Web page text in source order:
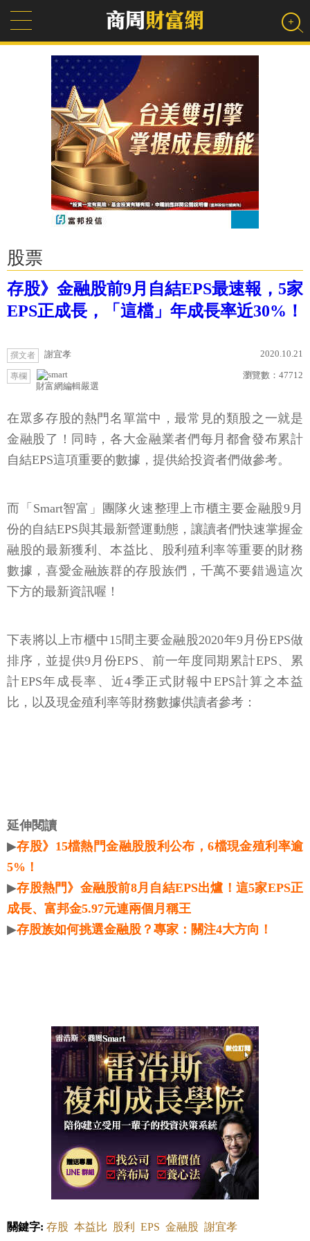
股票
存股》金融股前9月自結EPS最速報，5家
EPS正成長，「這檔」年成長率近30%！
撰文者 謝宜孝 2020.10.21
專欄
財富網編輯嚴選
瀏覽數： 47712
在眾多存股的熱門名單當中，最常見的類股之一就是
金融股了！同時，各大金融業者們每月都會發布累計
自結EPS這項重要的數據，提供給投資者們做參考。
而「Smart智富」團隊火速整理上市櫃主要金融股9月
份的自結EPS與其最新營運動態，讓讀者們快速掌握金
融股的最新獲利、本益比、股利殖利率等重要的財務
數據，喜愛金融族群的存股族們，千萬不要錯過這次
下方的最新資訊喔！
下表將以上市櫃中15間主要金融股2020年9月份EPS做
排序，並提供9月份EPS、前一年度同期累計EPS、累
計EPS年成長率、近4季正式財報中EPS計算之本益
比，以及現金殖利率等財務數據供讀者參考：
延伸閱讀
▶存股》15檔熱門金融股股利公布，6檔現金殖利率逾
5%！
▶存股熱門》金融股前8月自結EPS出爐！這5家EPS正
成長、富邦金5.97元連兩個月稱王
▶存股族如何挑選金融股？專家：關注4大方向！
關鍵字: 存股 本益比 股利 EPS 金融股 謝宜孝